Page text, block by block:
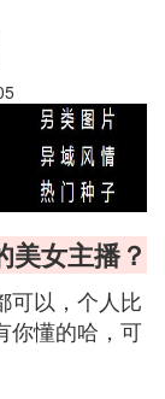
女主播？
可以，个人比
你懂的哈，可